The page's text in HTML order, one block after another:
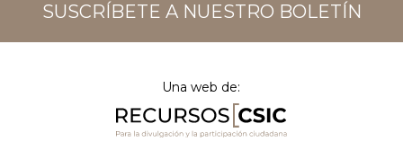
SUSCRÍBETE A NUESTRO BOLETÍN
Una web de: